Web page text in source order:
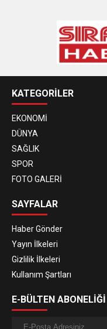
KATEGORİLER
EKONOMİ
DÜNYA
SAĞLIK
SPOR
FOTO GALERİ
SAYFALAR
Haber Gönder
Yayın İlkeleri
Gizlilik İlkeleri
Kullanım Şartları
E-BÜLTEN ABONELİĞİ